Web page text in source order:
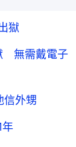
獄
無需戴電子
外甥
年